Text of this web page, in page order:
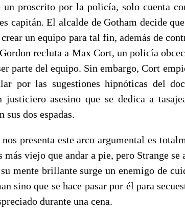
un proscrito por la policía, solo cuenta
capitán. El alcalde de Gotham decide
un equipo para tal fin, además de
recluta a Max Cort, un policía
parte del equipo. Sin embargo, Cort
por las sugestiones hipnóticas del
asesino que se dedica a
sus dos espadas.
presenta este arco argumental es
viejo que andar a pie, pero Strange se
mente brillante surge un enemigo de
sino que se hace pasar por él para
durante una cena.